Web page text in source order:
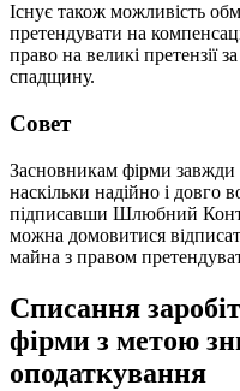
Існує також можливість
претендувати на
право на великі претензії
спадщину.
Cовет
Засновникам фірми завжди
наскільки надійно і довго
підписавши Шлюбний
можна домовитися
майна з правом
Списання
фірми з метою
оподаткування